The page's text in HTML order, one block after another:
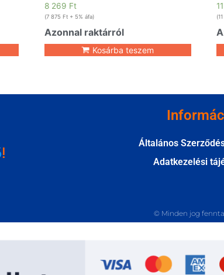
8 269 Ft
(7 875 Ft+ 5% áfa)
Azonnal raktárról
Kosárba teszem
(
Általános
Adatkezelési
© Minden jog